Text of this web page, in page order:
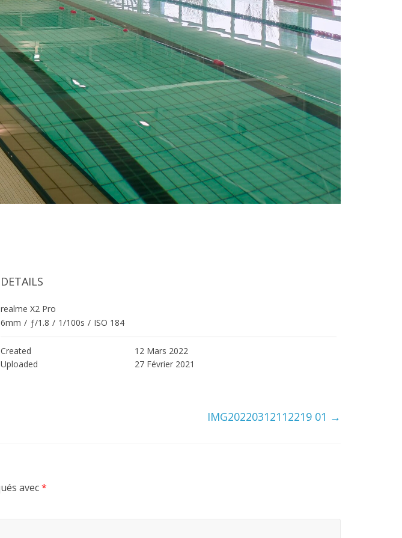
DETAILS
realme X2 Pro
6mm / ƒ/1.8 / 1/100s / ISO 184
Created
12 Mars 2022
Uploaded
27 Février 2021
IMG20220312112219 01 →
avec*